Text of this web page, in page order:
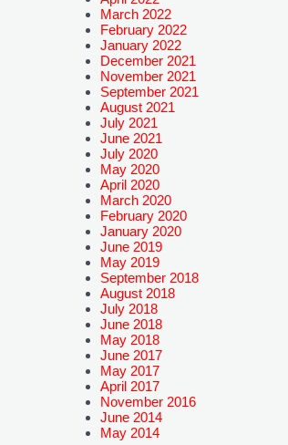
March 2022
February 2022
January 2022
December 2021
November 2021
September 2021
August 2021
July 2021
June 2021
July 2020
May 2020
April 2020
March 2020
February 2020
January 2020
June 2019
May 2019
September 2018
August 2018
July 2018
June 2018
May 2018
June 2017
May 2017
April 2017
November 2016
June 2014
May 2014